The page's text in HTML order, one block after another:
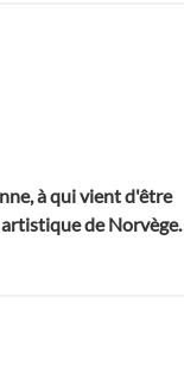
à qui vient d'être
de Norvège.